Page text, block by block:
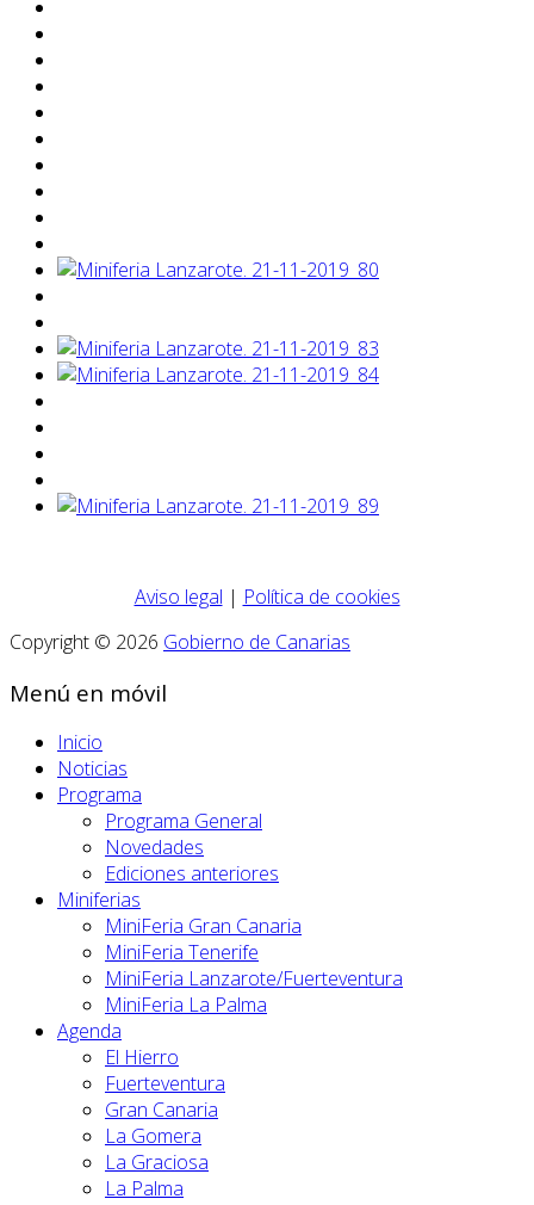
Aviso legal | Política de cookies
Copyright © 2026 Gobierno de Canarias
Menú en móvil
Inicio
Noticias
Programa
Programa General
Novedades
Ediciones anteriores
Miniferias
MiniFeria Gran Canaria
MiniFeria Tenerife
MiniFeria Lanzarote/Fuerteventura
MiniFeria La Palma
Agenda
El Hierro
Fuerteventura
Gran Canaria
La Gomera
La Graciosa
La Palma